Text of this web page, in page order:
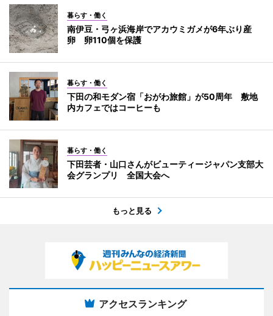
暮らす・働く
南伊豆・弓ヶ浜海岸でアカウミガメが6年ぶり産
卵 卵110個を保護
暮らす・働く
下田の和モダン宿「おがわ旅館」が50周年 敷地
内カフェではコーヒーも
暮らす・働く
下田芸者・山口さんがビューティージャパン支部大
会グランプリ 全国大会へ
もっと見る
アクセスランキング